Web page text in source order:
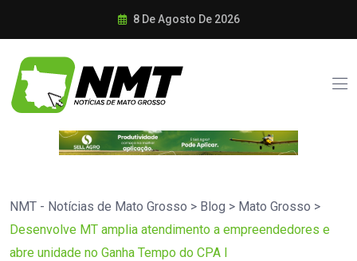
8 De Agosto De 2026
NMT - Notícias de Mato Grosso > Blog > Mato Grosso >
Desenvolve MT amplia atendimento a empreendedores e
abre unidade no Ganha Tempo do CPA I